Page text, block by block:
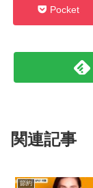
Pocket
関連記事
節約